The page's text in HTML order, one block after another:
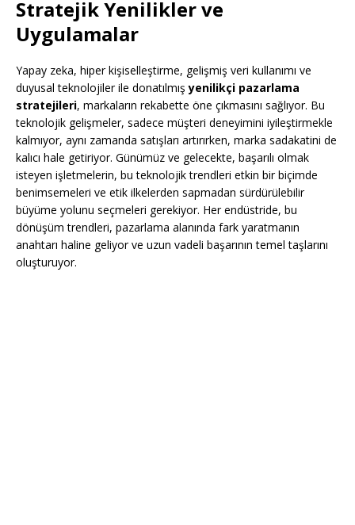
Stratejik Yenilikler ve
Uygulamalar
Yapay zeka, hiper kişiselleştirme, gelişmiş veri kullanımı ve
duyusal teknolojiler ile donatılmışyenilikçi pazarlama
stratejileri, markaların rekabette öne çıkmasını sağlıyor. Bu
teknolojik gelişmeler, sadece müşteri deneyimini iyileştirmekle
kalmıyor, aynı zamanda satışları artırırken, marka sadakatini de
kalıcı hale getiriyor. Günümüz ve gelecekte, başarılı olmak
isteyen işletmelerin, bu teknolojik trendleri etkin bir biçimde
benimsemeleri ve etik ilkelerden sapmadan sürdürülebilir
büyüme yolunu seçmeleri gerekiyor. Her endüstride, bu
dönüşüm trendleri, pazarlama alanında fark yaratmanın
anahtarı haline geliyor ve uzun vadeli başarının temel taşlarını
oluşturuyor.